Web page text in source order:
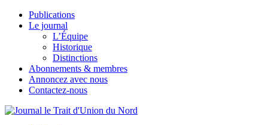
Publications
Le journal
L’Équipe
Historique
Distinctions
Abonnements & membres
Annoncez avec nous
Contactez-nous